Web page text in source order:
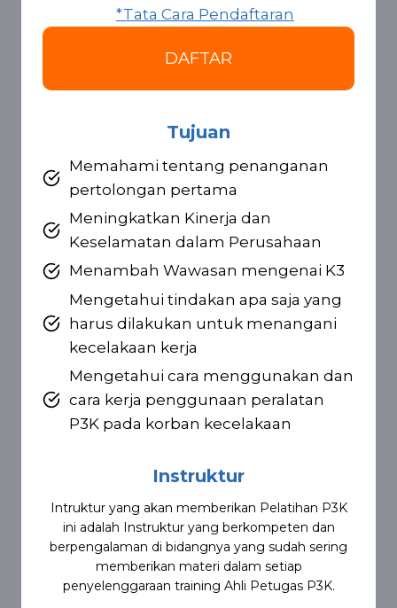
*Tata Cara Pendaftaran
DAFTAR
Tujuan
Memahami tentang penanganan
pertolongan pertama
Meningkatkan Kinerja dan
Keselamatan dalam Perusahaan
Menambah Wawasan mengenai K3
Mengetahui tindakan apa saja yang
harus dilakukan untuk menangani
kecelakaan kerja
Mengetahui cara menggunakan dan
cara kerja penggunaan peralatan
P3K pada korban kecelakaan
Instruktur
Intruktur yang akan memberikan Pelatihan P3K
ini adalah Instruktur yang berkompeten dan
berpengalaman di bidangnya yang sudah sering
memberikan materi dalam setiap
penyelenggaraan training Ahli Petugas P3K.